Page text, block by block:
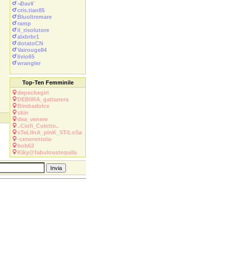
¬Ðav¥¨
cris.tian85
Bluoltremare
ramp
il_risolutore
alxbrbr1
dotatoCN
Vairouge84
livio65
wrangler
Top-Ten Femminile
depechegirl
DEB0RA_gattanera
Bimbadolce
skin
dea_venere
..Ciofi_Culetto..
sTeLlInA_pInK_STiLoSa
-cenerentola-
bob62
Kiky@fabuloustequila